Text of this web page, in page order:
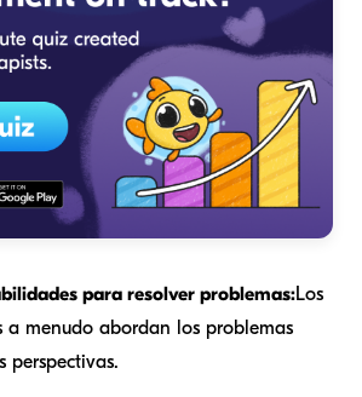
para resolver problemas:Los
a menudo abordan los problemas
perspectivas.